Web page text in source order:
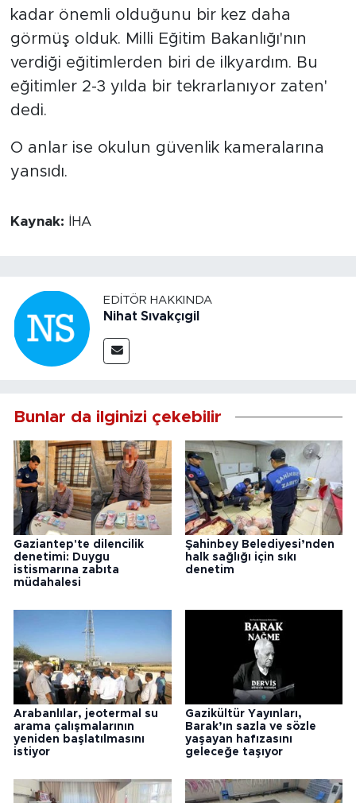
kadar önemli olduğunu bir kez daha
görmüş olduk. Milli Eğitim Bakanlığı'nın
verdiği eğitimlerden biri de ilkyardım. Bu
eğitimler 2-3 yılda bir tekrarlanıyor zaten'
dedi.
O anlar ise okulun güvenlik kameralarına
yansıdı.
Kaynak: İHA
EDITÖR HAKKINDA
Nihat Sıvakçıgil
Bunlar da ilginizi çekebilir
Gaziantep'te dilencilik
denetimi: Duygu
istismarına zabıta
müdahalesi
Şahinbey Belediyesi’nden
halk sağlığı için sıkı
denetim
Arabanlılar, jeotermal su
arama çalışmalarının
yeniden başlatılmasını
istiyor
Gazikültür Yayınları,
Barak’ın sazla ve sözle
yaşayan hafızasını
geleceğe taşıyor